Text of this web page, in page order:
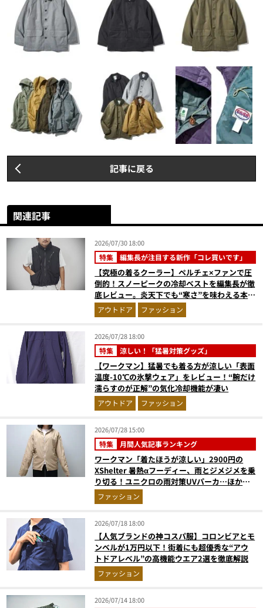
記事に戻る
関連記事
2026/07/30 18:00
特集 編集長が注目する新作「コレ買いです」
【究極の着るクーラー】ペルチェ×ファンで圧
倒的！スノーピークの冷却ベストを編集長が徹
底レビュー。炎天下でも“寒さ”を味わえる本気
のギア『コレ買いです』Vol.172
アウトドア ファッション
2026/07/28 18:00
特集 涼しい！「猛暑対策グッズ」
【ワークマン】猛暑でも着る方が涼しい「表面
温度-10℃の氷撃ウェア」をレビュー！“腕だけ
濡らすのが正解”の気化冷却機能が凄い
アウトドア ファッション
2026/07/28 15:00
特集 月間人気記事ランキング
ワークマン「着たほうが涼しい」2900円の
XShelter 暑熱αフーディー、雨とジメジメを乗
り切る！ユニクロの雨対策UVパーカ…ほか
【アウターの人気記事ランキングベスト3】
（2026年6月版）
ファッション
2026/07/18 18:00
【人気ブランドの神コスパ服】コロンビアとモ
ンベルが1万円以下！街着にも超優秀な“アウ
トドアレベル”の高機能ウエア2選を徹底解説
ファッション
2026/07/14 18:00